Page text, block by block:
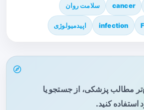
cancer سلامت روان
infection اپیدمیولوژی
مطالب پزشکی، از جستجو یا
کنید.